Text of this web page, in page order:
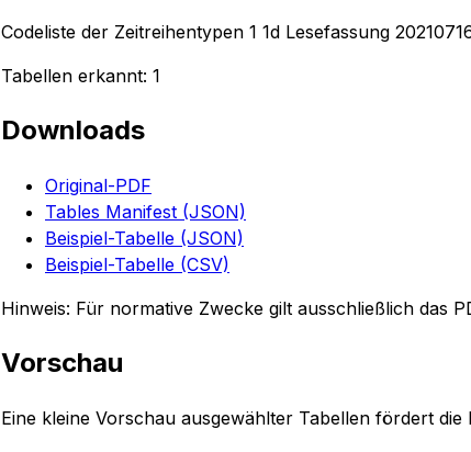
Codeliste der Zeitreihentypen 1 1d Lesefassung
Tabellen erkannt: 1
Downloads
Original-PDF
Tables Manifest (JSON)
Beispiel-Tabelle (JSON)
Beispiel-Tabelle (CSV)
Hinweis: Für normative Zwecke gilt ausschließlich das
Vorschau
Eine kleine Vorschau ausgewählter Tabellen fördert